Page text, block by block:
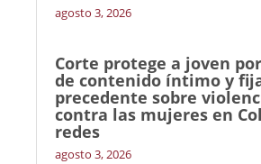
agosto 3, 2026
Corte protege a joven
de contenido íntimo y
precedente sobre
contra las mujeres en
redes
agosto 3, 2026